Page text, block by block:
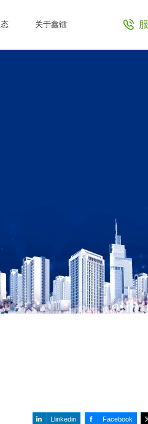
关于鑫镭
Llinkedin Facebook